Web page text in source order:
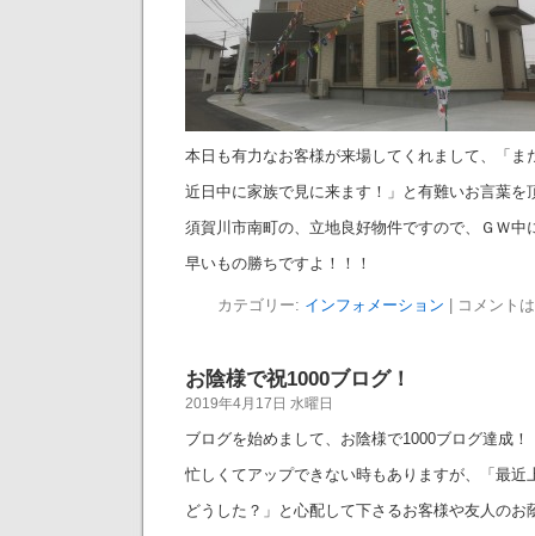
本日も有力なお客様が来場してくれまして、「ま
近日中に家族で見に来ます！」と有難いお言葉を
須賀川市南町の、立地良好物件ですので、ＧＷ中
早いもの勝ちですよ！！！
カテゴリー: インフォメーション コメント
お陰様で祝1000ブログ！
2019年4月17日 水曜日
ブログを始めまして、お陰様で1000ブログ達成！
忙しくてアップできない時もありますが、「最近
どうした？」と心配して下さるお客様や友人のお